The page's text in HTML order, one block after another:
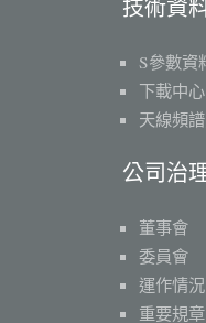
技術資
S參數資
下載中心
天線頻
公司治
董事會
委員會
運作情況
重要規章